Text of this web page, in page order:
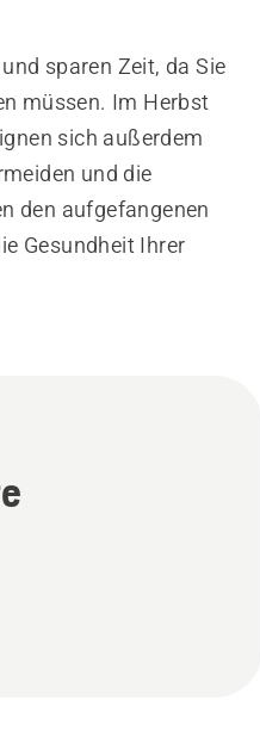
sparen Zeit, da Sie
müssen. Im Herbst
sich außerdem
und die
den aufgefangenen
Gesundheit Ihrer